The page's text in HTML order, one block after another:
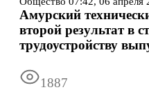
Информация Подписка
Амурский
второй результат в
трудоустройству
1887